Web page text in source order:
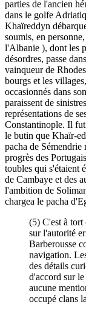
parties de l'ancien
dans le golfe
Khaïreddyn
soumis, en
l'Albanie ), dont les
désordres, passe
vainqueur de
bourgs et les
occasionnés dans
paraissent de
représentations de
Constantinople. Il fut
le butin que Khaïr-
pacha de
progrès des
toubles qui s'étaient
de Cambaye et des
l'ambition de
chargea le pacha
(5) C'est à tort
sur l'autorité
Barberousse
navigation.
des détails
d'accord sur
aucune
occupé clans